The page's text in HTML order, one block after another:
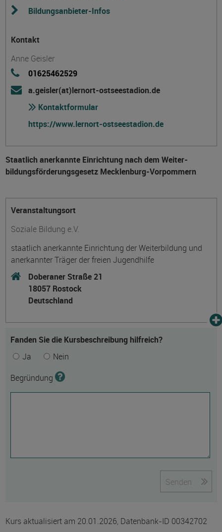
Bildungsanbieter-Infos
Kontakt
Anne Geisler
01625462529
a.geisler(at)lernort-ostseestadion.de
Kontaktformular
https://www.lernort-ostseestadion.de
Staatlich anerkannte Einrichtung nach dem Weiter­
bildungs­förderungs­gesetz Mecklenburg-Vorpommern
Veranstaltungsort
Soziale Bildung e.V.
staatlich anerkannte Einrichtung der Weiterbildung und
anerkannter Träger der freien Jugendhilfe
Doberaner Straße 21
18057 Rostock
Deutschland
Fanden Sie die Kursbeschreibung hilfreich?
Ja
Nein
Begründung
Senden
Kurs aktualisiert am 20.01.2026, Datenbank-ID 00342702